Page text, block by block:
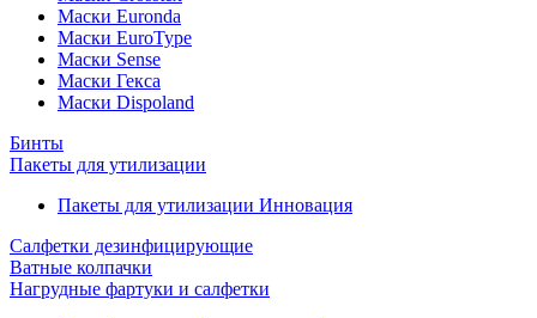
Маски Euronda
Маски EuroType
Маски Sense
Маски Гекса
Маски Dispoland
Бинты
Пакеты для утилизации
Пакеты для утилизации Инновация
Салфетки дезинфицирующие
Ватные колпачки
Нагрудные фартуки и салфетки